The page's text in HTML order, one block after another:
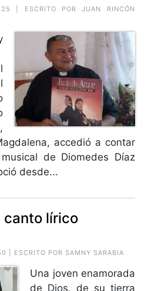
| ESCRITO PORJUAN RINCÓN
accedió a contar
de Diomedes Díaz
desde...
canto lírico
| ESCRITO POR SAMNY SARABIA
Una joven enamorada
de Dios, de su tierra